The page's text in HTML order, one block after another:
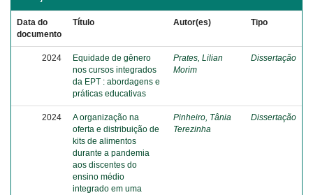
Data do
documento
Título Autor(es) Tipo
2024
Equidade de gênero
nos cursos integrados
da EPT : abordagens e
práticas educativas
Prates, Lilian
Morim
Dissertação
2024
A organização na
oferta e distribuição de
kits de alimentos
durante a pandemia
aos discentes do
ensino médio
integrado em uma
Pinheiro, Tânia
Terezinha
Dissertação